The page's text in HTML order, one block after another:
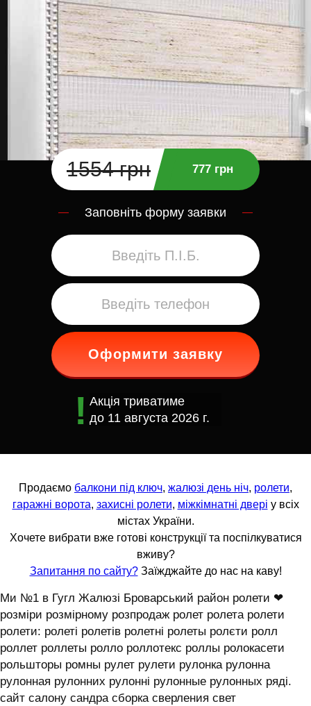
1554 грн 777 грн
Заповніть форму заявки
Оформити заявку
Акція триватиме
до 11 августа 2026 г.
Продаємо балкони під ключ, жалюзі день ніч, ролети,
гаражні ворота, захисні ролети, міжкімнатні двері у всіх
містах України.
Хочете вибрати вже готові конструкції та поспілкуватися
вживу?
Запитання по сайту?Заїжджайте до нас на каву!
Ми №1 в Гугл Жалюзі Броварський район ролети ❤
розміри розмірному розпродаж ролет ролета ролети
ролети: ролеті ролетів ролетні ролеты ролєти ролл
роллет роллеты ролло роллотекс роллы ролокасети
рольшторы ромны рулет рулети рулонка рулонна
рулонная рулонних рулонні рулонные рулонных ряді.
сайт салону сандра сборка сверления свет